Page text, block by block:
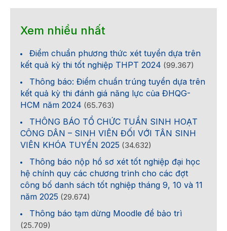
Xem nhiều nhất
Điểm chuẩn phương thức xét tuyển dựa trên
kết quả kỳ thi tốt nghiệp THPT 2024 (99.367)
Thông báo: Điểm chuẩn trúng tuyển dựa trên
kết quả kỳ thi đánh giá năng lực của ĐHQG-
HCM năm 2024 (65.763)
THÔNG BÁO TỔ CHỨC TUẦN SINH HOẠT
CÔNG DÂN – SINH VIÊN ĐỐI VỚI TÂN SINH
VIÊN KHÓA TUYỂN 2025 (34.632)
Thông báo nộp hồ sơ xét tốt nghiệp đại học
hệ chính quy các chương trình cho các đợt
công bố danh sách tốt nghiệp tháng 9, 10 và 11
năm 2025 (29.674)
Thông báo tạm dừng Moodle để bảo trì
(25.709)